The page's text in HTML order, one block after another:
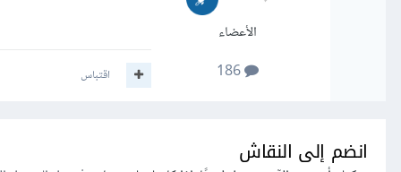
الأعضاء
186
اقتباس
انضم إلى النقاش